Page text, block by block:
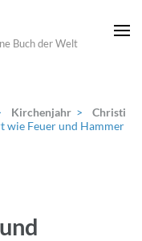
Buch der Welt
Kirchenjahr >
Christi
wie Feuer und Hammer